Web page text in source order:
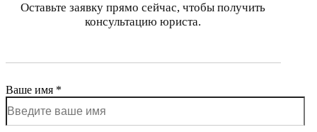
Оставьте заявку прямо сейчас, чтобы получить
консультацию юриста.
Ваше имя *